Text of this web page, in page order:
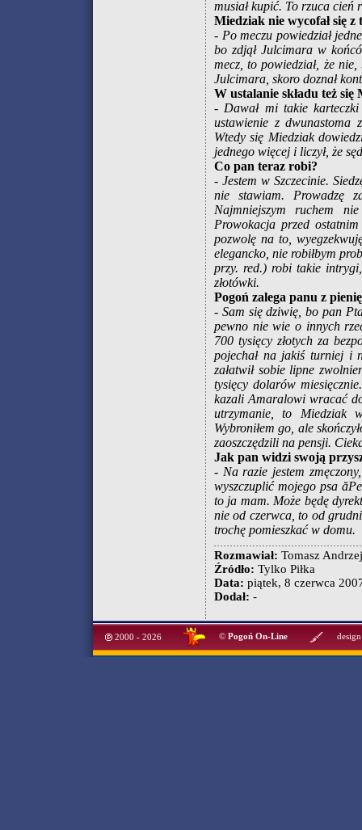
musiał kupić. To rzuca cień
Miedziak nie wycofał się z
- Po meczu powiedział
bo zdjął Julcimara w
mecz, to powiedział, że
Julcimara, skoro doznał
W ustalanie składu też się
- Dawał mi takie
ustawienie z dwunastoma
Wtedy się Miedziak
jednego więcej i liczył, że
Co pan teraz robi?
- Jestem w Szczecinie.
nie stawiam. Prowadzę
Najmniejszym ruchem
Prowokacja przed
pozwolę na to,
elegancko, nie robiłbym
przy. red.) robi takie
złotówki.
Pogoń zalega panu z
- Sam się dziwię, bo pan
pewno nie wie o innych
700 tysięcy złotych za
pojechał na jakiś turniej i
załatwił sobie lipne
tysięcy dolarów
kazali Amaralowi wracać
utrzymanie, to Miedziak
Wybroniłem go, ale
zaoszczędzili na pensji.
Jak pan widzi swoją
- Na razie jestem
wyszczuplić mojego psa
to ja mam. Może będę
nie od czerwca, to od
trochę pomieszkać w domu.
Rozmawiał: Tomasz
Źródło: Tylko Piłka
Data: piątek, 8 czerwca
Dodał: -
2000 - 2026 © Pogoń On-Line